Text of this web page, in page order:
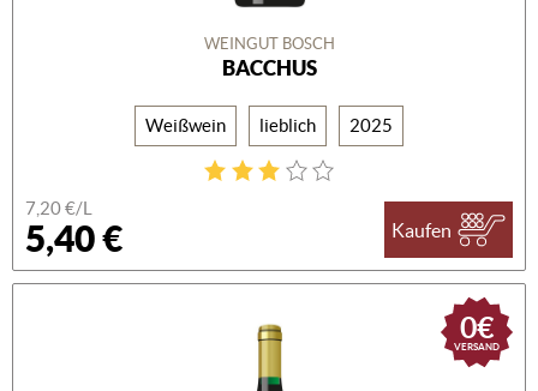
WEINGUT BOSCH
BACCHUS
Weißwein lieblich 2025
7,20 €/L
5,40 € Kaufen
0€
VERSAND